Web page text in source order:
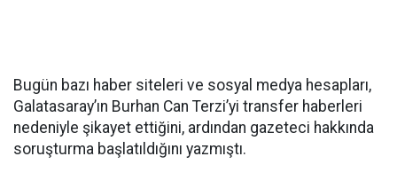
Bugün bazı haber siteleri ve sosyal medya hesapları,
Galatasaray’ın Burhan Can Terzi’yi transfer haberleri
nedeniyle şikayet ettiğini, ardından gazeteci hakkında
soruşturma başlatıldığını yazmıştı.